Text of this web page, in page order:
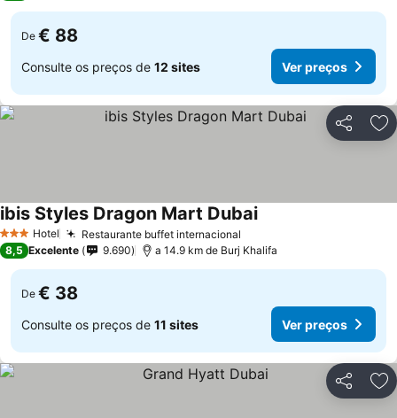
De € 88
Consulte os preços de 12 sites Ver preços
Partilhar
3 EstrelasHotel Restaurante buffet internacional
ibis Styles Dragon Mart DubaiVer preços
8,5 Excelente 9.690 a 14.9 km de Burj Khalifa
De € 38
Consulte os preços de 11 sites Ver preços
Partilhar